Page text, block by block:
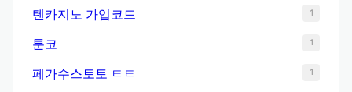
텐카지노 가입코드 1
툰코 1
페가수스토토 ㅌㅌ 1